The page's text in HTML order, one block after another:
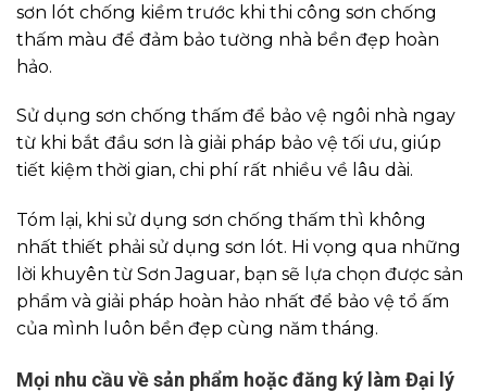
sơn lót chống kiềm trước khi thi công sơn chống
thấm màu để đảm bảo tường nhà bền đẹp hoàn
hảo.
Sử dụng sơn chống thấm để bảo vệ ngôi nhà ngay
từ khi bắt đầu sơn là giải pháp bảo vệ tối ưu, giúp
tiết kiệm thời gian, chi phí rất nhiều về lâu dài.
Tóm lại, khi sử dụng sơn chống thấm thì không
nhất thiết phải sử dụng sơn lót. Hi vọng qua những
lời khuyên từ Sơn Jaguar, bạn sẽ lựa chọn được sản
phẩm và giải pháp hoàn hảo nhất để bảo vệ tổ ấm
của mình luôn bền đẹp cùng năm tháng.
Mọi nhu cầu về sản phẩm hoặc đăng ký làm Đại lý